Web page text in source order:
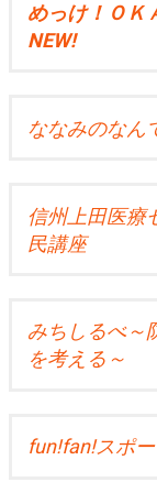
めっけ！ＯＫ
NEW!
ななみのなん
信州上田医療
民講座
みちしるべ～
を考える～
fun!fan!スポ